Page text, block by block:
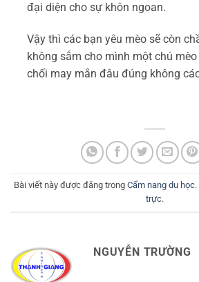
đại diện cho sự khôn ngoan.
Vậy thì các bạn yêu mèo sẽ còn
không sắm cho mình một chú
chối may mắn đâu đúng không
Bài viết này được đăng trong Cẩm nang du học.
trực.
NGUYỄN TRƯỜNG